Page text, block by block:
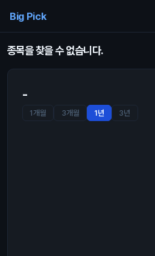
Big Pick
종목을 찾을 수 없습니다.
-
1개월 3개월 1년 3년